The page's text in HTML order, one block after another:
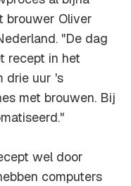
brouwer Oliver
"De dag
recept in het
drie uur 's
met brouwen. Bij
wel door
computers